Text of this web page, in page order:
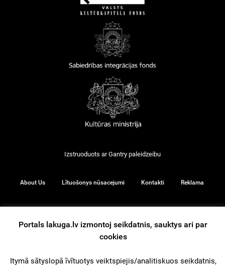
Izstruoduots arGantry paleidzeibu
About Us Lītuošonys nūsacejumi Kontakti Reklama
© 2026
Portals lakuga.lv izmontoj seikdatnis, sauktys ari par
cookies
Itymā sātyslopā īvītuotys veiktspiejis/analitiskuos seikdatnis,